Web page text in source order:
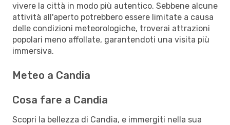
vivere la città in modo più autentico. Sebbene alcune
attività all'aperto potrebbero essere limitate a causa
delle condizioni meteorologiche, troverai attrazioni
popolari meno affollate, garantendoti una visita più
immersiva.
Meteo a Candia
Cosa fare a Candia
Scopri la bellezza di Candia, e immergiti nella sua